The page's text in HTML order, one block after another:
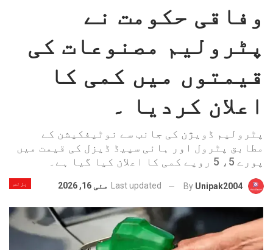
وفاقی حکومت نے
پٹرولیم مصنوعات کی
قیمتوں میں کمی کا
اعلان کردیا ۔
پٹرولیم ڈویژن کی جانب سے نوٹیفکیشن کے
مطابق پٹرول اور ہائی سپیڈ ڈیزل کی قیمت میں
پورے 5، 5 روپے کمی کا اعلان کیا گیا ہے۔
بزنس By Unipak2004
Last updated مئی 16, 2026